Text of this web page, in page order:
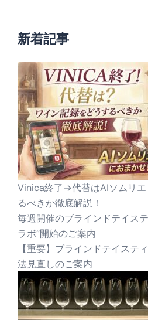
新着記事
Vinica終了→代替はAIソムリエ
るべきか徹底解説！
毎週開催のブラインドテイス
ラボ”開始のご案内
【重要】ブラインドテイス
法見直しのご案内